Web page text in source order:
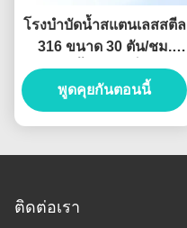
โรงบำบัดน้ำสแตนเลสสตีล
316 ขนาด 30 ตัน/ชม.
ระบบน้ำบริสุทธิ์พิเศษ
สำหรับอุตสาหกรรม
พูดคุยกันตอนนี้
ติดต่อเรา